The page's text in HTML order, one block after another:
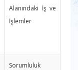
Alanındaki İş ve
İşlemler
Sorumluluk